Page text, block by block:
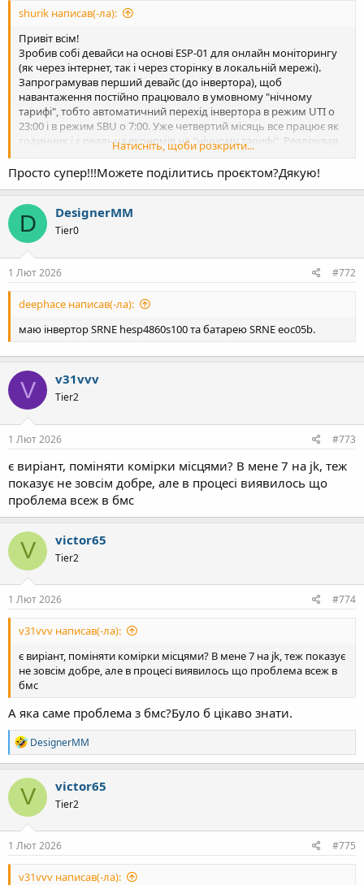
shurik написав(-ла):
Привіт всім!
Зробив собі девайси на основі ESP-01 для онлайн моніторингу
(як через інтернет, так і через сторінку в локальній мережі).
Запрограмував перший девайс (до інвертора), щоб
навантаження постійно працювало в умовному "нічному
тарифі", тобто автоматичний перехід інвертора в режим UTI о
23:00 і в режим SBU о 7:00. Уже четвертий місяць все працює як
годинник і є реальна економія на "нічному тарифі". Реалізував
можливість з додатку або локальної сторінки змінювати
максимальний струм заряду від мережі, а також "ручне"
переключення в один із трьох режимів UTI, SBU, SOL +
Нарешті доробив і другий девайс (до JK BMS), щоб бачити
реальний заряд акумуляторів по BMS і ще декілька параметрів.
Онлайн дані передаютьcя через MQTT. Зупинився на додатку
IoT MQTT Panel.
Натисніть, щоби розкрити...
Просто супер!!!Можете поділитись проєктом?Дякую!
D DesignerMM
Tier0
1 Лют 2026 #772
deephace написав(-ла):
маю інвертор SRNE hesp4860s100 та батарею SRNE eoc05b.
V v31vvv
Tier2
1 Лют 2026 #773
є виріант, поміняти комірки місцями? В мене 7 на jk, теж
показує не зовсім добре, але в процесі виявилось що
проблема всеж в бмс
V victor65
Tier2
1 Лют 2026 #774
v31vvv написав(-ла):
є виріант, поміняти комірки місцями? В мене 7 на jk, теж показує
не зовсім добре, але в процесі виявилось що проблема всеж в
бмс
А яка саме проблема з бмс?Було б цікаво знати.
Р
е
а
к
ц
і
ї
:
DesignerMM
V victor65
Tier2
1 Лют 2026 #775
v31vvv написав(-ла):